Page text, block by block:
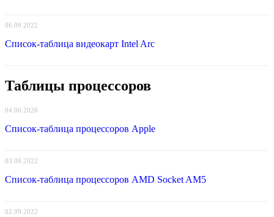
06.09.2022
Список-таблица видеокарт Intel Arc
Таблицы процессоров
04.06.2026
Список-таблица процессоров Apple
03.09.2022
Список-таблица процессоров AMD Socket AM5
02.09.2022